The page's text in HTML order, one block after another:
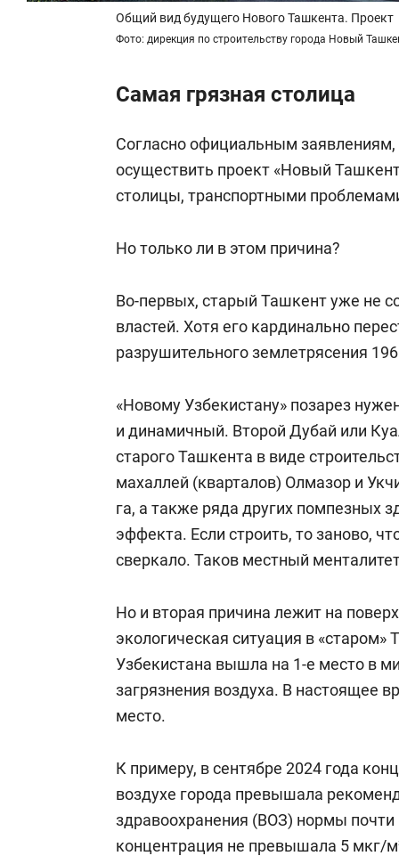
Общий вид будущего Нового Ташкента. Проект
Фото: дирекция по строительству города Новый
Самая грязная столица
Согласно официальным заявлениям,
осуществить проект «Новый
столицы, транспортными
Но только ли в этом причина?
Во-первых, старый Ташкент уже не
властей. Хотя его кардинально
разрушительного землетрясения
«Новому Узбекистану» позарез
и динамичный. Второй Дубай или
старого Ташкента в виде
махаллей (кварталов) Олмазор и
га, а также ряда других помпезных
эффекта. Если строить, то заново,
сверкало. Таков местный
Но и вторая причина лежит на
экологическая ситуация в
Узбекистана вышла на 1-е место в
загрязнения воздуха. В настоящее
место.
К примеру, в сентябре 2024 года
воздухе города превышала
здравоохранения (ВОЗ) нормы
концентрация не превышала 5 мкг/